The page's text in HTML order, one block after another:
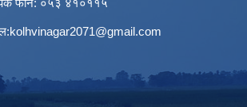
फोन: ०५३ ४१०११५
kolhvinagar2071@gmail.com